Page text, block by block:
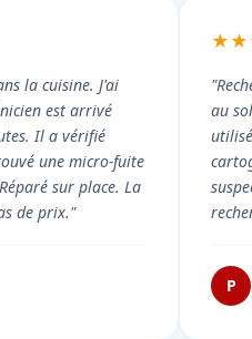
la cuisine. J'ai
est arrivé
Il a vérifié
une micro-fuite
sur place. La
de prix."
au
P